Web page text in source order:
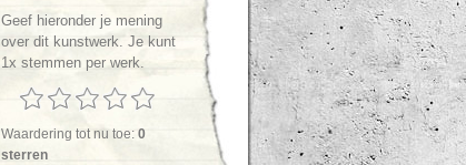
Geef hieronder je mening
over dit kunstwerk. Je kunt
1x stemmen per werk.
Waardering tot nu toe: 0
sterren